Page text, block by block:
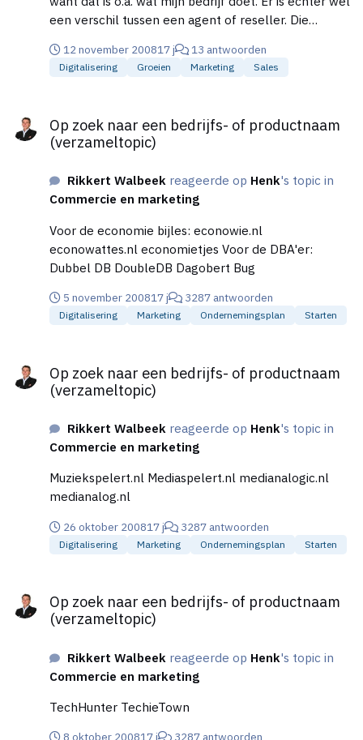
een verschil tussen een agent of reseller. Die
ik ken werken slechts op basis van een vaste
vergoeding en een resultaat afhankelijke beloning.
(zeker op termijn) wel een hele goede optie zijn.
Een interim sales inhuren levert sneller resultaat op
investering. Een agent zoeken die puur op commissie
basis werkt is een lastig verhaal…. Maar waarom niet
zelf een verkoper in dienst nemen?
12 november 200817 j 13 antwoorden
Digitalisering Groeien Marketing Sales
Op zoek naar een bedrijfs- of productnaam
(verzameltopic)
Rikkert Walbeek reageerde op Henk's topic in
Commercie en marketing
Voor de economie bijles: econowie.nl
econowattes.nl economietjes Voor de DBA'er:
Dubbel DB DoubleDB Dagobert Bug
5 november 200817 j 3287 antwoorden
Digitalisering Marketing Ondernemingsplan Starten
Op zoek naar een bedrijfs- of productnaam
(verzameltopic)
Rikkert Walbeek reageerde op Henk's topic in
Commercie en marketing
Muziekspelert.nl Mediaspelert.nl medianalogic.nl
medianalog.nl
26 oktober 200817 j 3287 antwoorden
Digitalisering Marketing Ondernemingsplan Starten
Op zoek naar een bedrijfs- of productnaam
(verzameltopic)
Rikkert Walbeek reageerde op Henk's topic in
Commercie en marketing
TechHunter TechieTown